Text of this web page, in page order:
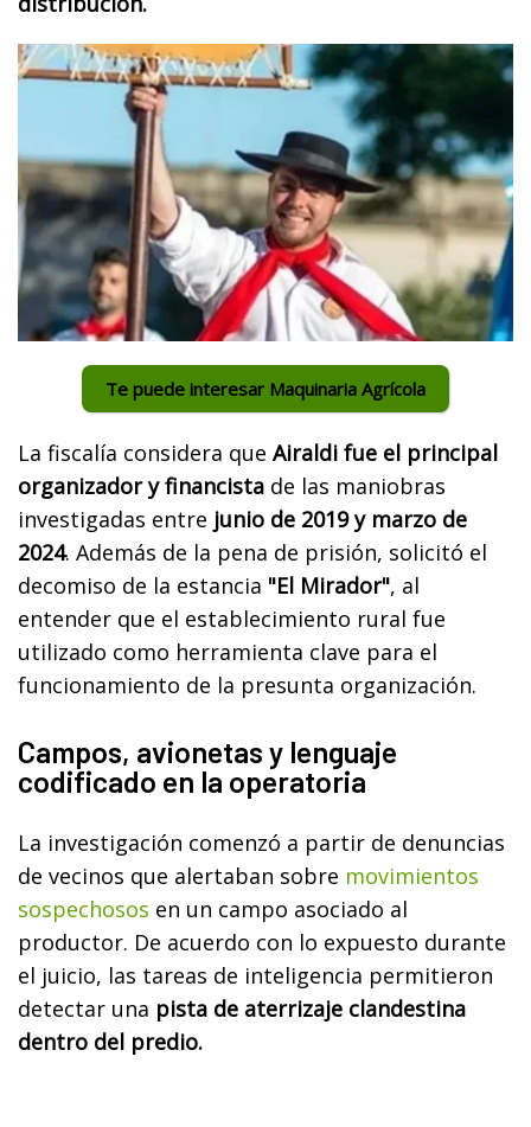
Te puede interesar Maquinaria Agrícola
La fiscalía considera que Airaldi fue el principal
organizador y financista de las maniobras
investigadas entre junio de 2019 y marzo de
2024. Además de la pena de prisión, solicitó el
decomiso de la estancia "El Mirador", al
entender que el establecimiento rural fue
utilizado como herramienta clave para el
funcionamiento de la presunta organización.
Campos, avionetas y lenguaje
codificado en la operatoria
La investigación comenzó a partir de denuncias
de vecinos que alertaban sobre movimientos
sospechosos en un campo asociado al
productor. De acuerdo con lo expuesto durante
el juicio, las tareas de inteligencia permitieron
detectar una pista de aterrizaje clandestina
dentro del predio.